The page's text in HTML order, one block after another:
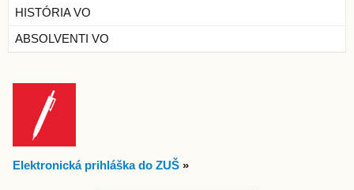
HISTÓRIA VO
ABSOLVENTI VO
Elektronická prihláška do ZUŠ »